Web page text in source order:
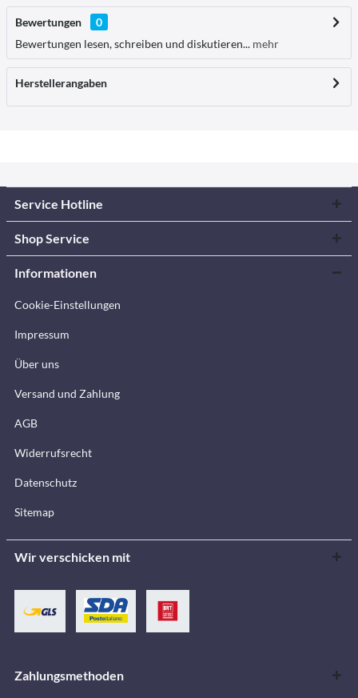
Bewertungen
0
Bewertungen lesen, schreiben und diskutieren... mehr
Herstellerangaben
Service Hotline
Shop Service
Informationen
Cookie-Einstellungen
Impressum
Über uns
Versand und Zahlung
AGB
Widerrufsrecht
Datenschutz
Sitemap
Wir verschicken mit
Zahlungsmethoden